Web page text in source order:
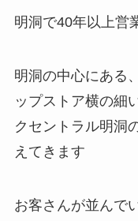
明洞で40年以上営
明洞の中心にある
ップストア横の細
クセントラル明洞
えてきます
お客さんが並んで